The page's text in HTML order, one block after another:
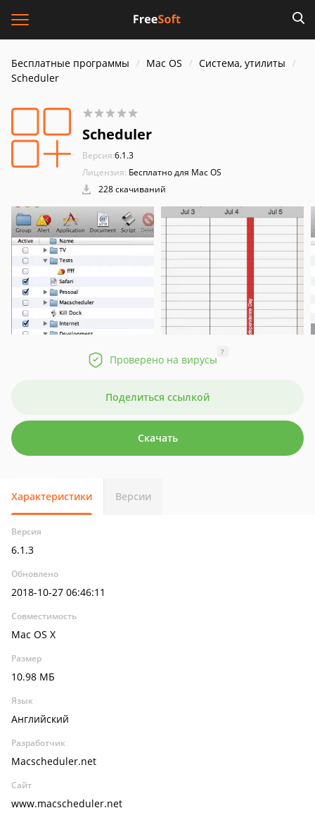
Бесплатные программы Mac OS
Система, утилиты
Scheduler
Scheduler
Версия:6.1.3
Лицензия: Бесплатно для Mac OS
228 скачиваний
Проверено на вирусы
?
Поделиться ссылкой
Скачать
Характеристики Версии
Версия
6.1.3
Обновлено
2018-10-27 06:46:11
Совместимость
Mac OS X
Размер
10.98 МБ
Язык
Английский
Разработчик
Macscheduler.net
Сайт
www.macscheduler.net